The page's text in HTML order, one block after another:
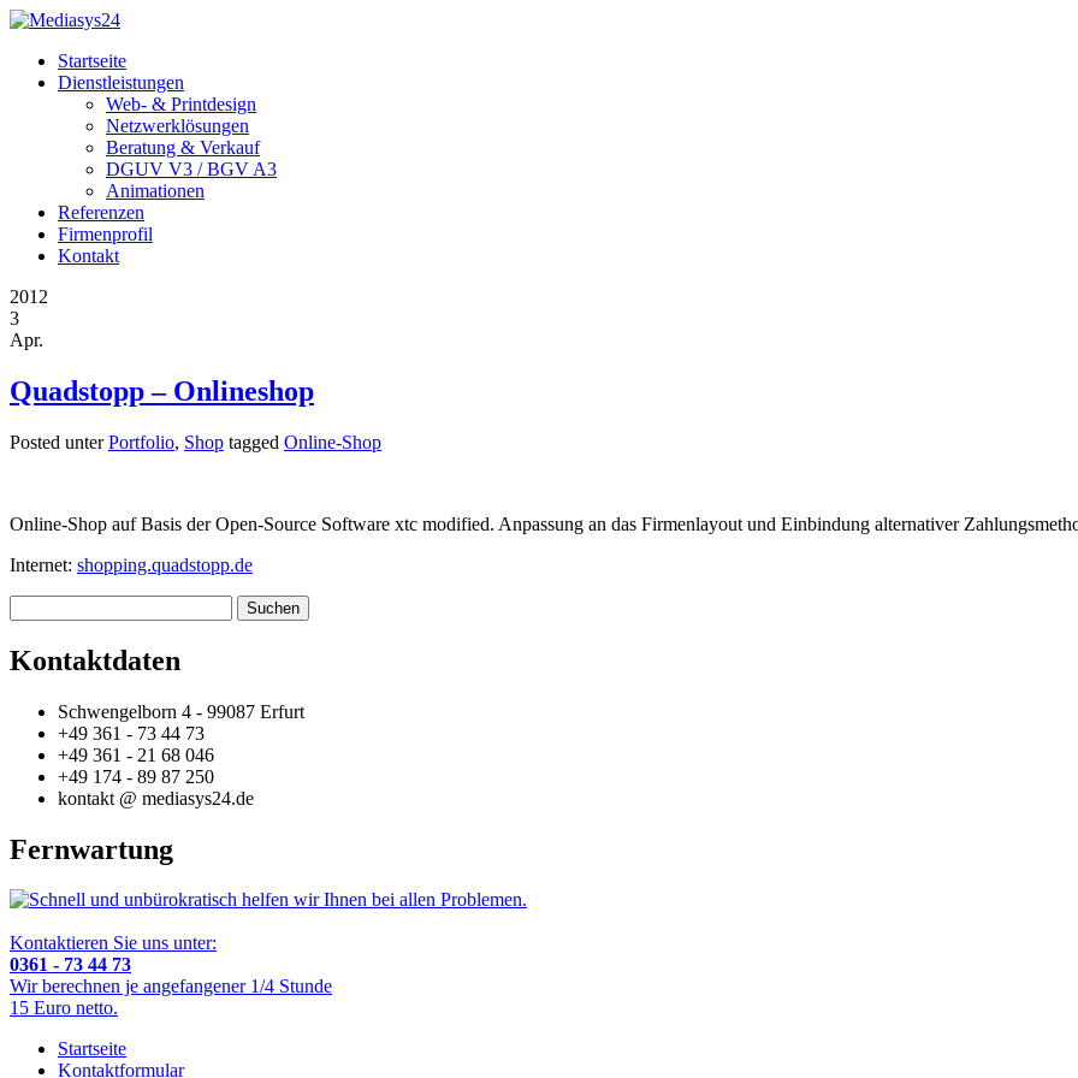
Startseite
Dienstleistungen
Web- & Printdesign
Netzwerklösungen
Beratung & Verkauf
DGUV V3 / BGV A3
Animationen
Referenzen
Firmenprofil
Kontakt
2012
3
Apr.
Quadstopp – Onlineshop
Posted unterPortfolio, Shop tagged Online-Shop
Online-Shop auf Basis der Open-Source Software xtc modified. Anpassung an das Firmenlayout und Einbindung alternativer
Internet: shopping.quadstopp.de
Suchen
Kontaktdaten
Schwengelborn 4 - 99087 Erfurt
+49 361 - 73 44 73
+49 361 - 21 68 046
+49 174 - 89 87 250
kontakt @ mediasys24.de
Fernwartung
Schnell und unbürokratisch helfen wir Ihnen bei allen Problemen.
Kontaktieren Sie uns unter:
0361 - 73 44 73
Wir berechnen je angefangener 1/4 Stunde
15 Euro netto.
Startseite
Kontaktformular